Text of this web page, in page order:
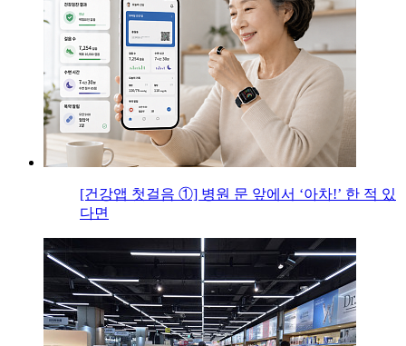
[건강앱 첫걸음 ①] 병원 문 앞에서 ‘아차!’ 한 적 있
다면